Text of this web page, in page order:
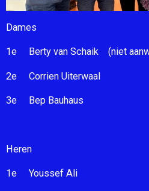
Dames
1e Berty van Schaik (niet
2e Corrien Uiterwaal
3e Bep Bauhaus
Heren
1e Youssef Ali